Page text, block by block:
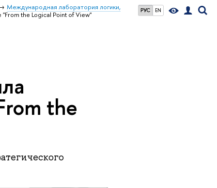
РУС EN
Международная лаборатория логики,
the Logical Point of View"
the